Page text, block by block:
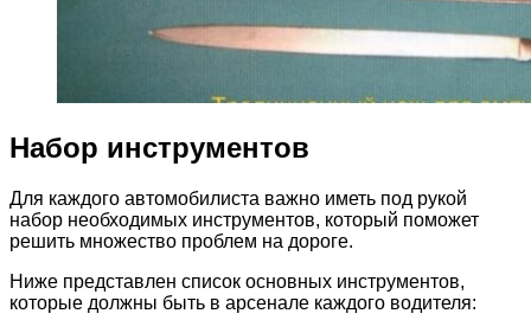
Набор инструментов
Для каждого автомобилиста важно иметь под рукой
набор необходимых инструментов, который поможет
решить множество проблем на дороге.
Ниже представлен список основных инструментов,
которые должны быть в арсенале каждого водителя: